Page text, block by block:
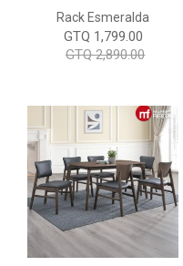
Rack Esmeralda
GTQ 1,799.00
GTQ 2,890.00